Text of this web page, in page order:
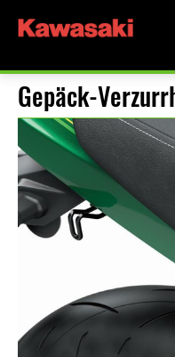
Gepäck-